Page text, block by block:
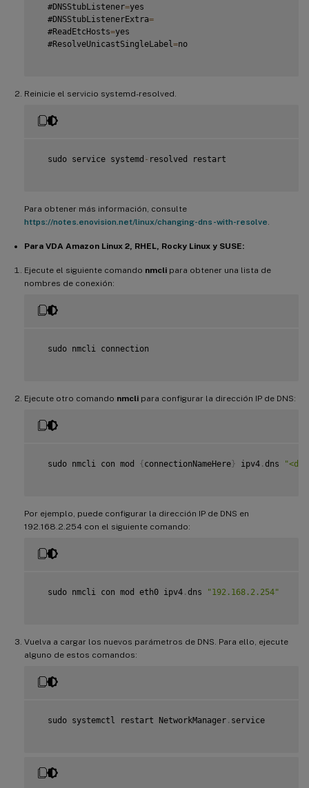
  #DNSStubListener
=yes
  #DNSStubListenerExtra
=
  #ReadEtcHosts
=yes
  #ResolveUnicastSingleLabel
=no
Reinicie el servicio systemd-resolved.
  sudo service systemd
- resolved restart
Para obtener más información, consulte
https://notes.enovision.net/linux/changing-dns-with-resolve
Para VDA Amazon Linux 2, RHEL, Rocky Linux y SUSE:
Ejecute el siguiente comando nmcli para obtener una lista de
nombres de conexión:
  sudo nmcli connection
Ejecute otro comando nmcli para configurar la dirección IP de DNS:
  sudo nmcli con mod
{connectionNameHere} ipv4 . dns
Por ejemplo, puede configurar la dirección IP de DNS en
192.168.2.254 con el siguiente comando:
  sudo nmcli con mod eth0 ipv4
. dns "192.168.2.254"
Vuelva a cargar los nuevos parámetros de DNS. Para ello, ejecute
alguno de estos comandos:
  sudo systemctl restart NetworkManager
. service